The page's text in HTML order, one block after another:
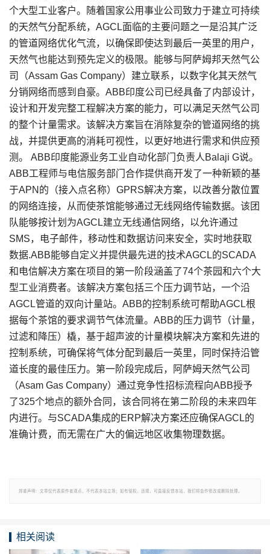
个大型工业客户。随着国家公用事业公司致力于建立可持续
的天然气分配系统，AGCL面临的主要问题之一是沿其广泛
的管道网络优化气流，以确保即使达到最后一英里的用户，
天然气也能达到预先定义的极限。能够与阿萨姆邦天然气公
司（Assam Gas Company）建立联系，以数字化其天然气
分销网络而感到自豪。ABB印度公司已经具备了内部设计，
设计和开发完整工程解决方案的能力，可以满足天然气公司
的整个计量需求。该解决方案旨在消除复杂的管道网络的挑
战，并提供更高的消耗可视性，以更好地进行需求和供应预
测。 ABB印度能源业务工业自动化部门负责人Balaji G说。
ABB工程师与电信服务部门合作提供商开发了一种新颖的基
于APN的（接入点名称）GPRS解决方案，以改善分散位置
的网络连接，从而使茶馆能够通过无线网络传输数据。该团
队能够按计划为AGCL建立无线通信网络，以允许通过
SMS，电子邮件，移动性和数据访问来安全，实时地获取
数据.ABB能够自定义并提供最先进的技术AGCL的SCADA
和电信解决方案在项目的第一阶段涵盖了74个茶园和六个大
型工业消费者。该解决方案包括三个压力调节站，一个沿
AGCL管道的双向计量站。ABB的控制系统可帮助AGCL根
据每个茶馆的要求调节气体流量。ABB的压力调节（计量，
过滤和降压）橇，基于超声波的计量模块解决方案和先进的
控制系统，可确保将气体分配到最后一英里，同时保持沿管
道长度的最佳压力。第一阶段完成后，阿萨姆天然气公司
（Asam Gas Company）通过竞争性招标流程向ABB授予
了325个地点的额外合同，该合同将在第二阶段的未来四年
内进行。与SCADA集成的ERP解决方案还应确保AGCL的
准确计费，而无需在广大的偏远地区收集物理数据。
郑重声明：文章仅代表原作者观点，不代表本站立场；如有侵权、违规，可直接反馈本站，我们将会作修改或删除处理。
相关阅读